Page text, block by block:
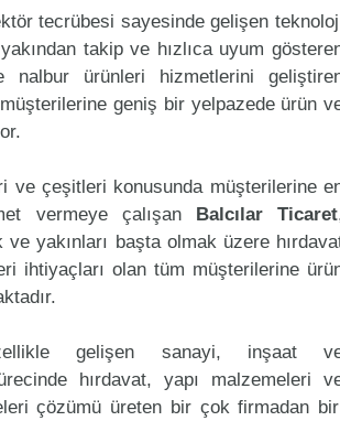
tecrübesi sayesinde gelişen
takip ve hızlıca uyum
nalbur ürünleri hizmetlerini
geniş bir yelpazede ürün
ve çeşitleri konusunda müşterilerine
vermeye çalışan Balcılar Ticaret
yakınları başta olmak üzere
ihtiyaçları olan tüm müşterilerine
gelişen sanayi, inşaat
hırdavat, yapı malzemeleri
çözümü üreten bir çok firmadan